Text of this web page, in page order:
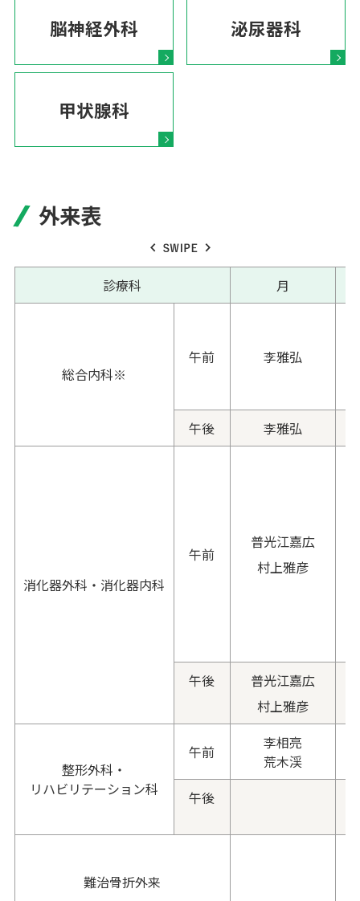
脳神経外科 泌尿器科
甲状腺科
外来表
診療科 月
総合内科※
午前 李雅弘
午後 李雅弘
消化器外科・消化器内科
午前
普光江嘉広
村上雅彦
午後
普光江嘉広
村上雅彦
整形外科・
リハビリテーション科
午前
李相亮
荒木渓
午後
難治骨折外来